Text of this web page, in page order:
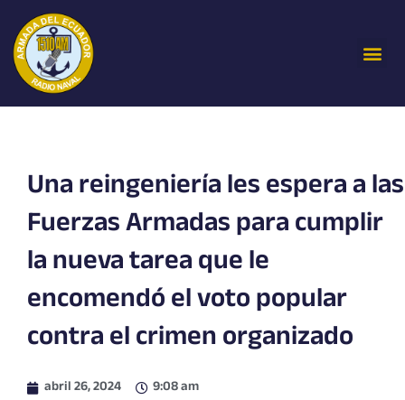
contenido
Una reingeniería les espera a las
Fuerzas Armadas para cumplir
la nueva tarea que le
encomendó el voto popular
contra el crimen organizado
abril 26, 2024 9:08 am